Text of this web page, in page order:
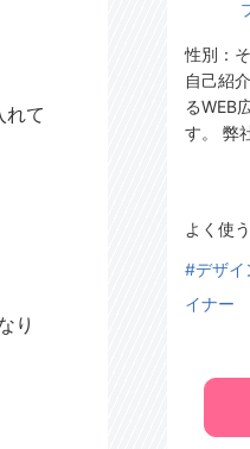
れて
り
性別：
自己紹介
るWEB
す。 弊
よく使
#デザイ
イナー